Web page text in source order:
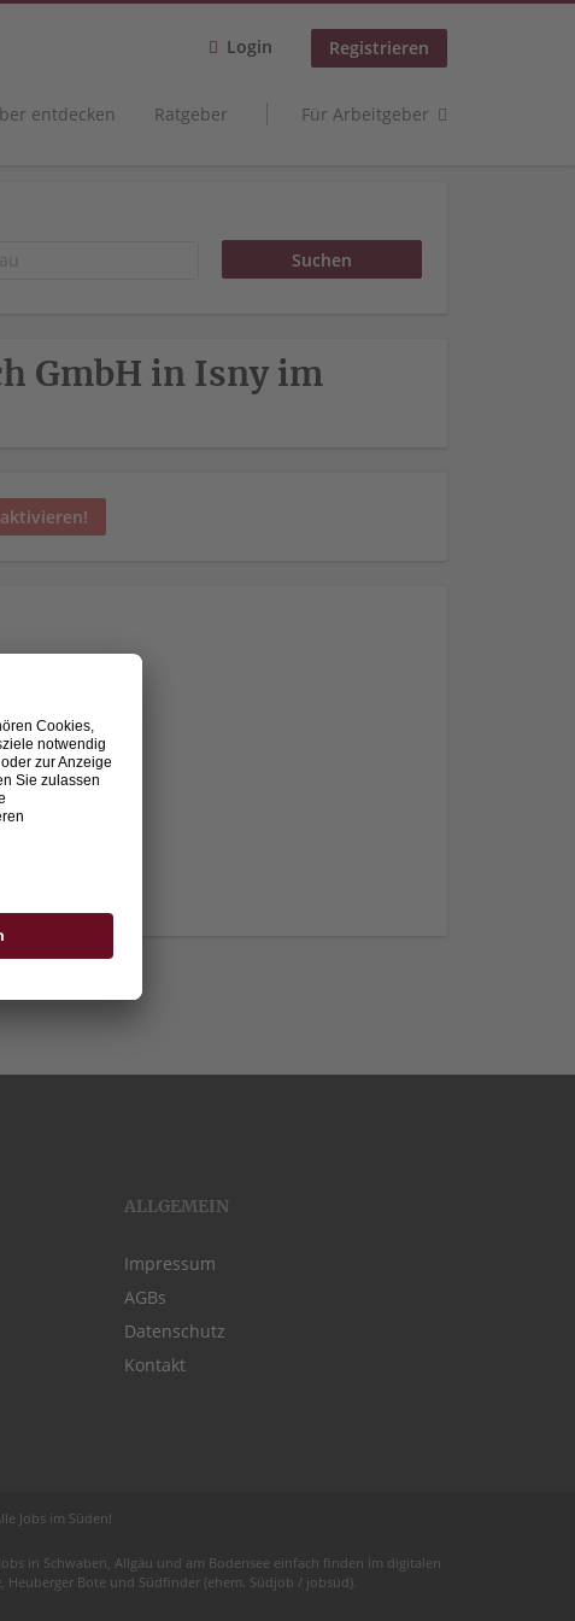
Login Registrieren
entdecken Ratgeber Für Arbeitgeber
GmbH in Isny im
ALLGEMEIN
Impressum
AGBs
Datenschutz
Kontakt
Jobs im Süden!
in Schwaben, Allgäu und am Bodensee einfach finden im digitalen
Heuberger Bote und Südfinder(ehem. Südjob / jobsüd).